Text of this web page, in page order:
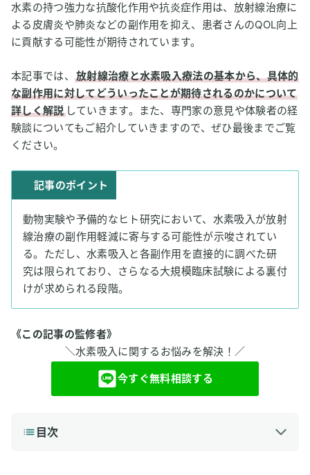
水素の持つ強力な抗酸化作用や抗炎症作用は、放射線治療に
よる皮膚炎や肺炎などの副作用を抑え、患者さんのQOL向上
に貢献する可能性が期待されています。
本記事では、
放射線治療と水素吸入療法の基本から、具体的
な副作用に対してどういったことが期待されるのかについて
詳しく解説していきます。また、専門家の意見や体験者の経
験談についてもご紹介していきますので、ぜひ最後までご覧
ください。
記事のポイント
動物実験や予備的なヒト研究において、水素吸入が放射
線治療の副作用軽減に寄与する可能性が示唆されてい
る。ただし、水素吸入と各副作用を直接的に調べた研
究は限られており、さらなる大規模臨床試験による裏付
けが求められる段階。
《この記事の監修者》
＼水素吸入に関するお悩みを解決！／
今すぐ無料相談する
目次